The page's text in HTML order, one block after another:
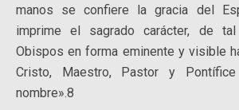
manos se confiere la gracia del
imprime el sagrado carácter, de
Obispos en forma eminente y visible
Cristo, Maestro, Pastor y
nombre».8